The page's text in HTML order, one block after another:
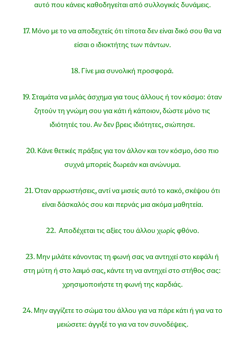
αυτό που κάνεις καθοδηγείται από συλλογικές δυνάμεις.
17. Μόνο με το να αποδεχτείς ότι τίποτα δεν είναι δικό σου θα να
είσαι ο ιδιοκτήτης των πάντων.
18. Γίνε μια συνολική προσφορά.
19. Σταμάτα να μιλάς άσχημα για τους άλλους ή τον κόσμο: όταν
ζητούν τη γνώμη σου για κάτι ή κάποιον, δώστε μόνο τις
ιδιότητές του. Αν δεν βρεις ιδιότητες, σιώπησε.
20. Κάνε θετικές πράξεις για τον άλλον και τον κόσμο, όσο πιο
συχνά μπορείς δωρεάν και ανώνυμα.
21. Όταν αρρωστήσεις, αντί να μισείς αυτό το κακό, σκέψου ότι
είναι δάσκαλός σου και περνάς μια ακόμα μαθητεία.
22. Αποδέχεται τις αξίες του άλλου χωρίς φθόνο.
23. Μην μιλάτε κάνοντας τη φωνή σας να αντηχεί στο κεφάλι ή
στη μύτη ή στο λαιμό σας, κάντε τη να αντηχεί στο στήθος σας:
χρησιμοποιήστε τη φωνή της καρδιάς.
24. Μην αγγίζετε το σώμα του άλλου για να πάρε κάτι ή για να το
μειώσετε: άγγιξέ το για να τον συνοδέψεις.